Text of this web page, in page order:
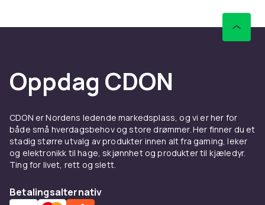
Oppdag CDON
CDON er Nordens ledende markedsplass, og vi er her for
både små hverdagsbehov og store drømmer. Her finner du et
stadig større utvalg av produkter innen alt fra gaming, leker
og elektronikk til hage, skjønnhet og produkter til kjæledyr.
Ting for livet, rett og slett.
Betalingsalternativ